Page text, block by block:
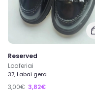
Reserved
Loaferiai
37, Labai gera
3,00€ 3,82€